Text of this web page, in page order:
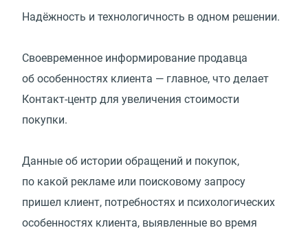
Надёжность и технологичность в одном решении.
Своевременное информирование продавца
об особенностях клиента — главное, что делает
Контакт-центр для увеличения стоимости
покупки.
Данные об истории обращений и покупок,
по какой рекламе или поисковому запросу
пришел клиент, потребностях и психологических
особенностях клиента, выявленные во время